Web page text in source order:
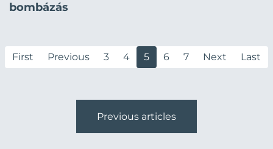
bombázás
First Previous 3 4 5 6 7 Next Last
Previous articles